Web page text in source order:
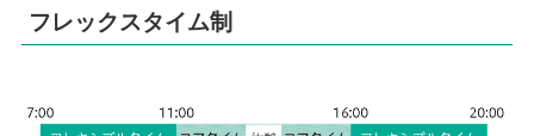
フレックスタイム制